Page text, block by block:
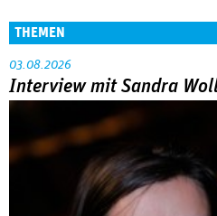
THEMEN
03.08.2026
Interview mit Sandra